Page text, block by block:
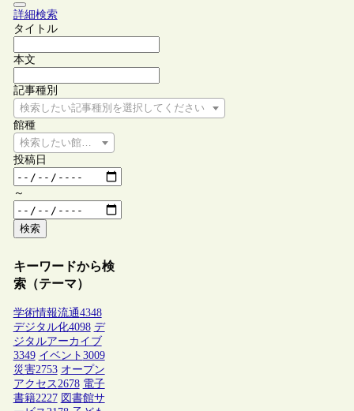
詳細検索
タイトル
本文
記事種別
検索したい記事種別を選択してください
館種
検索したい館種を選択してください
投稿日
～
検索
キーワードから検
索（テーマ）
学術情報流通4348
デジタル化4098 デ
ジタルアーカイブ
3349 イベント 3009
災害2753 オープン
アクセス 2678 電子
書籍2227 図書館サ